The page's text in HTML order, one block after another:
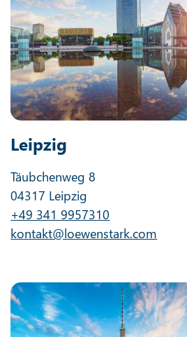
Leipzig
Täubchenweg 8
04317 Leipzig
+49 341 9957310
kontakt@loewenstark.com